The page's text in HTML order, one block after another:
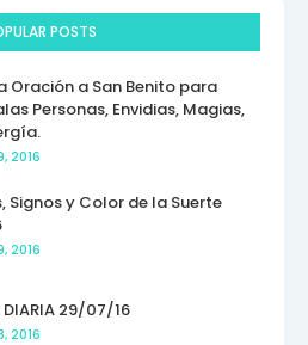
POSTS
Oración a San Benito para
Personas, Envidias, Magias,
2016
Signos y Color de la Suerte
2016
DIARIA 29/07/16
2016